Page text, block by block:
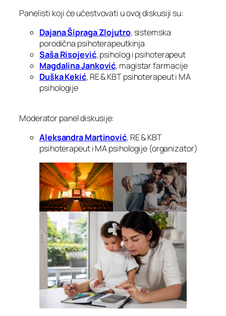
Panelisti koji će učestvovati u ovoj diskusiji su:
Dajana Šipraga Zlojutro, sistemska
porodična psihoterapeutkinja
Saša Risojević, psiholog i psihoterapeut
Magdalina Janković, magistar farmacije
Duška Kekić, RE & KBT psihoterapeut i MA
psihologije
Moderator panel diskusije:
Aleksandra Martinović, RE & KBT
psihoterapeut i MA psihologije (organizator)